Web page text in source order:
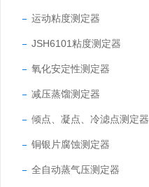
运动粘度测定器
JSH6101粘度测定器
氧化安定性测定器
减压蒸馏测定器
倾点、凝点、冷滤点测定器
铜银片腐蚀测定器
全自动蒸气压测定器